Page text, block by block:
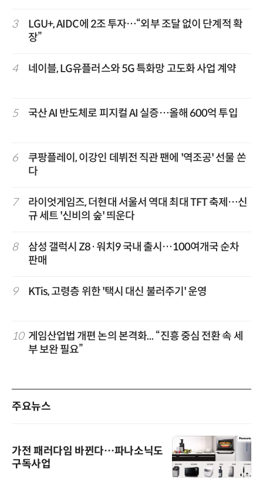
3
LGU+, AIDC에 2조 투자…“외부 조달 없이 단계적 확
장”
4 네이블, LG유플러스와 5G 특화망 고도화 사업 계약
5 국산 AI 반도체로 피지컬 AI 실증…올해 600억 투입
6
쿠팡플레이, 이강인 데뷔전 직관 팬에 '역조공' 선물 쏜
다
7
라이엇게임즈, 더현대 서울서 역대 최대 TFT 축제…신
규 세트 '신비의 숲' 띄운다
8
삼성 갤럭시 Z8·워치9 국내 출시…100여개국 순차
판매
9 KTis, 고령층 위한 '택시 대신 불러주기' 운영
10 게임산업법 개편 논의 본격화... “진흥 중심 전환 속 세
부 보완 필요”
주요뉴스
가전 패러다임 바뀐다…파나소닉도
구독사업